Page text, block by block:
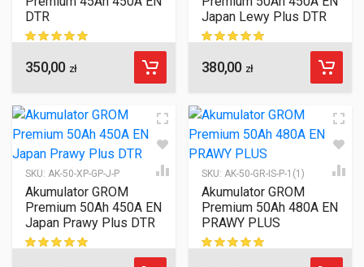
DTR
ocen klientów
350,00 zł
Japan Lewy Plus DTR
ocen klientów
380,00 zł
SKU: AK-50-XP-GP-J-P
Akumulator GROM
Premium 50Ah 450A EN
Japan Prawy Plus DTR
SKU: AK-50-GR-IS-P-1(1)
Akumulator GROM
Premium 50Ah 480A EN
PRAWY PLUS